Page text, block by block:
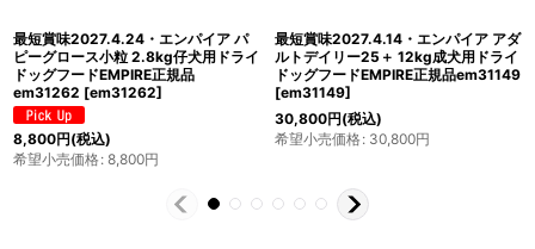
最短賞味2027.4.24・エンパイア ア
ダルトデイリー小粒 12kg成犬用ドラ
イ ドッグフードEMPIRE正規品
em31118 em31118]
30,800円
(税込)
希望小売価格: 30,800
最短賞味2027.4.24・エンパイア ア
ダルトデイリー小粒 800g(400g×2)
成犬用ドライ ドッグフードEMPIRE正
規品em31040
3,520円(税込)